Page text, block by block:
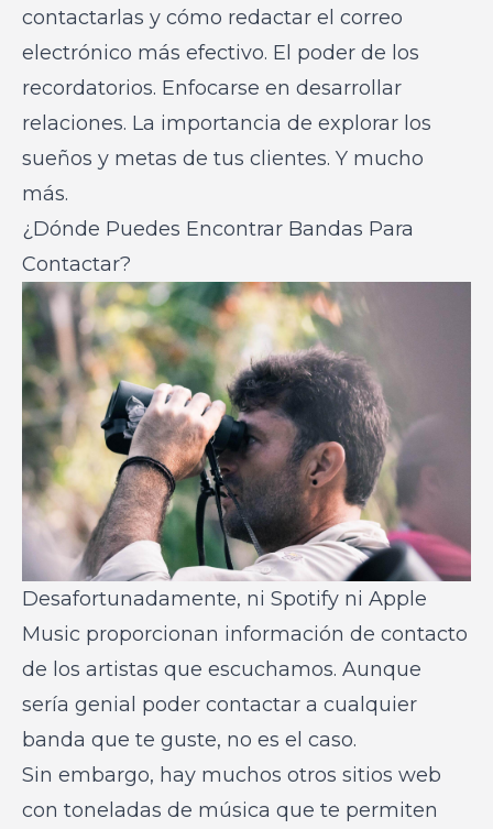
contactarlas y cómo redactar el correo
electrónico más efectivo. El poder de los
recordatorios. Enfocarse en desarrollar
relaciones. La importancia de explorar los
sueños y metas de tus clientes. Y mucho
más.
¿Dónde Puedes Encontrar Bandas Para
Contactar?
Desafortunadamente, ni Spotify ni Apple
Music proporcionan información de contacto
de los artistas que escuchamos. Aunque
sería genial poder contactar a cualquier
banda que te guste, no es el caso.
Sin embargo, hay muchos otros sitios web
con toneladas de música que te permiten